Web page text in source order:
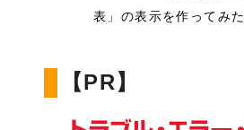
表」の表示を作ってみた
【PR】